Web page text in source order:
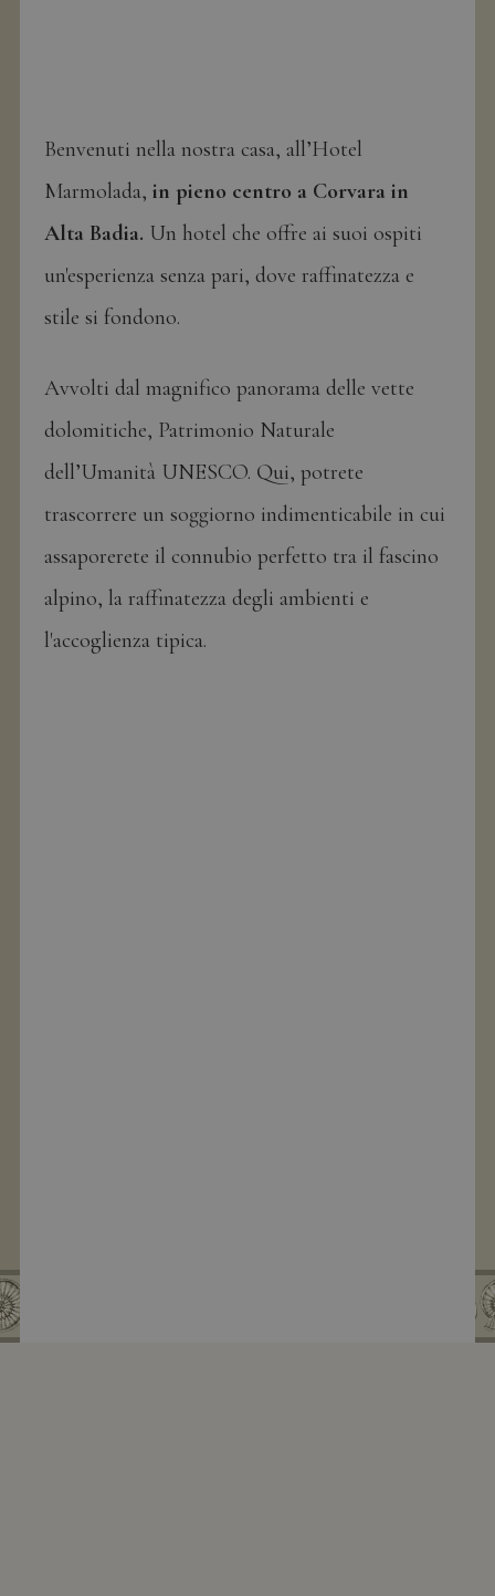
Benvenuti nella nostra casa, all’Hotel
Marmolada,in pieno centro a Corvara in
Alta Badia. Un hotel che offre ai suoi ospiti
un'esperienza senza pari, dove raffinatezza e
stile si fondono.
Avvolti dal magnifico panorama delle vette
dolomitiche, Patrimonio Naturale
dell’Umanità UNESCO. Qui, potrete
trascorrere un soggiorno indimenticabile in cui
assaporerete il connubio perfetto tra il fascino
alpino, la raffinatezza degli ambienti e
l'accoglienza tipica.